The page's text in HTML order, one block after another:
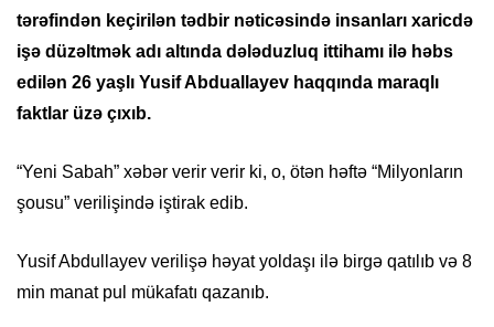
tərəfindən keçirilən tədbir nəticəsində insanları xaricdə
işə düzəltmək adı altında dələduzluq ittihamı ilə həbs
edilən 26 yaşlı Yusif Abduallayev haqqında maraqlı
faktlar üzə çıxıb.
“Yeni Sabah” xəbər verir verir ki, o, ötən həftə “Milyonların
şousu” verilişində iştirak edib.
Yusif Abdullayev verilişə həyat yoldaşı ilə birgə qatılıb və 8
min manat pul mükafatı qazanıb.